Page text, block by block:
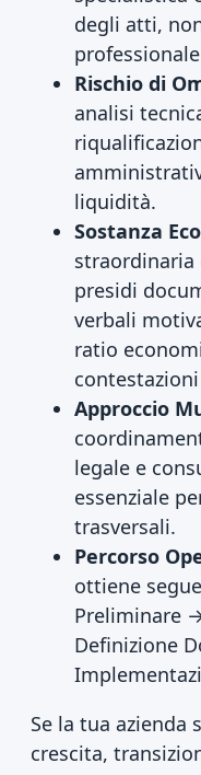
degli atti,
Rischio di
analisi
liquidità.
Sostanza
straordinaria
presidi
verbali
ratio
Approccio
legale e
essenziale
trasversali.
Percorso
ottiene
Preliminare
Definizione
Se la tua azienda
crescita,